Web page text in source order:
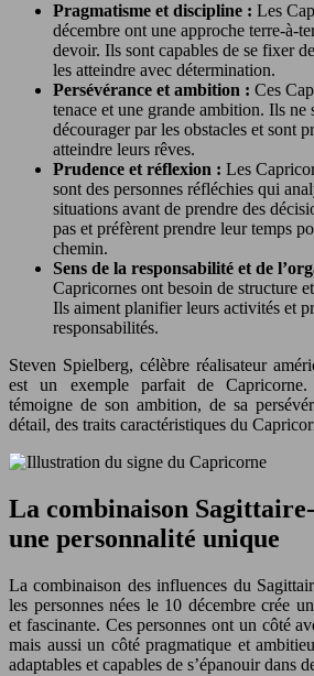
Pragmatisme et discipline : Les
décembre ont une approche terre-à-
devoir. Ils sont capables de se fixer
les atteindre avec détermination.
Persévérance et ambition : Ces
tenace et une grande ambition. Ils ne
décourager par les obstacles et sont
atteindre leurs rêves.
Prudence et réflexion : Les
sont des personnes réfléchies qui
situations avant de prendre des
pas et préfèrent prendre leur temps
chemin.
Sens de la responsabilité et de
Capricornes ont besoin de structure
Ils aiment planifier leurs activités et
responsabilités.
Steven Spielberg, célèbre réalisateur
est un exemple parfait de Capricorne.
témoigne de son ambition, de sa
détail, des traits caractéristiques du
La combinaison
une personnalité unique
La combinaison des influences du
les personnes nées le 10 décembre crée
et fascinante. Ces personnes ont un côté
mais aussi un côté pragmatique et
adaptables et capables de s’épanouir dans